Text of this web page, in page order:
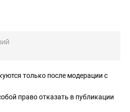
только после модерации с
право отказать в публикации